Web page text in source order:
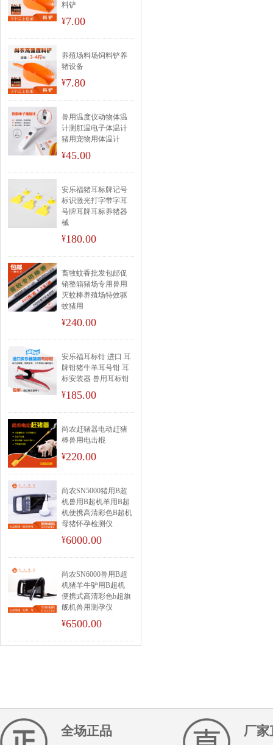
料铲
¥7.00
养殖场料场饲料铲养
猪设备
¥7.80
兽用温度仪动物体温
计测肛温电子体温计
猪用宠物用体温计
¥45.00
安乐福猪耳标牌记号
标识激光打字带字耳
号牌耳牌耳标养猪器
械
¥180.00
畜牧蚊香批发包邮促
销整箱猪场专用兽用
灭蚊棒养殖场特效驱
蚊猪用
¥240.00
安乐福耳标钳 进口 耳
牌钳猪牛羊耳号钳 耳
标安装器 兽用耳标钳
¥185.00
尚农赶猪器电动赶猪
棒兽用电击棍
¥220.00
尚农SN5000猪用B超
机兽用B超机羊用B超
机便携高清彩色B超机
母猪怀孕检测仪
¥6000.00
尚农SN6000兽用B超
机猪羊牛驴用B超机
便携式高清彩色b超旗
舰机兽用测孕仪
¥6500.00
全场正品 厂家